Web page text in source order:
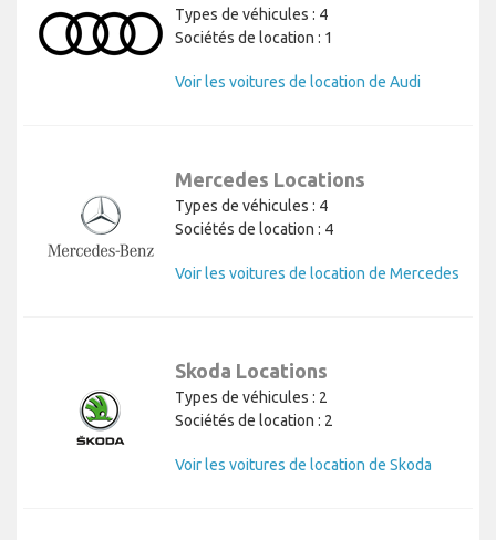
Types de véhicules : 4
Sociétés de location : 1
Voir les voitures de location de Audi
Mercedes Locations
Types de véhicules : 4
Sociétés de location : 4
Voir les voitures de location de Mercedes
Skoda Locations
Types de véhicules : 2
Sociétés de location : 2
Voir les voitures de location de Skoda